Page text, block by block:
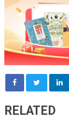
RELATED